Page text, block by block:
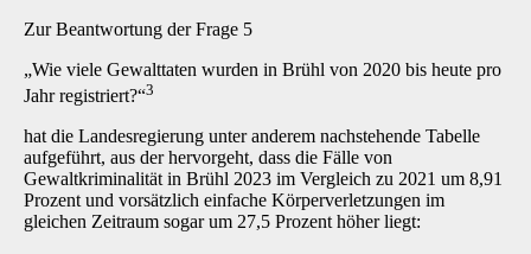
Zur Beantwortung der Frage 5
„Wie viele Gewalttaten wurden in Brühl von 2020 bis heute pro
Jahr registriert?“3
hat die Landesregierung unter anderem nachstehende Tabelle
aufgeführt, aus der hervorgeht, dass die Fälle von
Gewaltkriminalität in Brühl 2023 im Vergleich zu 2021 um 8,91
Prozent und vorsätzlich einfache Körperverletzungen im
gleichen Zeitraum sogar um 27,5 Prozent höher liegt: